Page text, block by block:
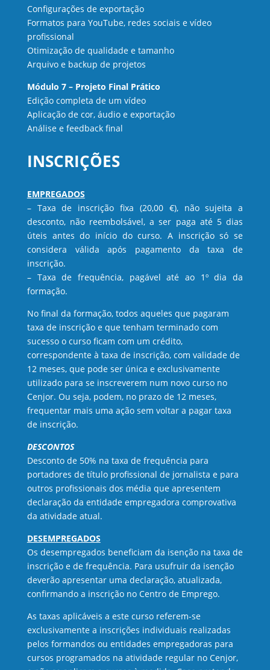
Configurações de exportação
Formatos para YouTube, redes sociais e vídeo
profissional
Otimização de qualidade e tamanho
Arquivo e backup de projetos
Módulo 7 – Projeto Final Prático
Edição completa de um vídeo
Aplicação de cor, áudio e exportação
Análise e feedback final
INSCRIÇÕES
EMPREGADOS
– Taxa de inscrição fixa (20,00 €), não sujeita a
desconto, não reembolsável, a ser paga até 5 dias
úteis antes do início do curso. A inscrição só se
considera válida após pagamento da taxa de
inscrição.
– Taxa de frequência, pagável até ao 1º dia da
formação.
No final da formação, todos aqueles que pagaram
taxa de inscrição e que tenham terminado com
sucesso o curso ficam com um crédito,
correspondente à taxa de inscrição, com validade de
12 meses, que pode ser única e exclusivamente
utilizado para se inscreverem num novo curso no
Cenjor. Ou seja, podem, no prazo de 12 meses,
frequentar mais uma ação sem voltar a pagar taxa
de inscrição.
DESCONTOS
Desconto de 50% na taxa de frequência para
portadores de título profissional de jornalista e para
outros profissionais dos média que apresentem
declaração da entidade empregadora comprovativa
da atividade atual.
DESEMPREGADOS
Os desempregados beneficiam da isenção na taxa de
inscrição e de frequência. Para usufruir da isenção
deverão apresentar uma declaração, atualizada,
confirmando a inscrição no Centro de Emprego.
As taxas aplicáveis a este curso referem-se
exclusivamente a inscrições individuais realizadas
pelos formandos ou entidades empregadoras para
cursos programados na atividade regular no Cenjor,